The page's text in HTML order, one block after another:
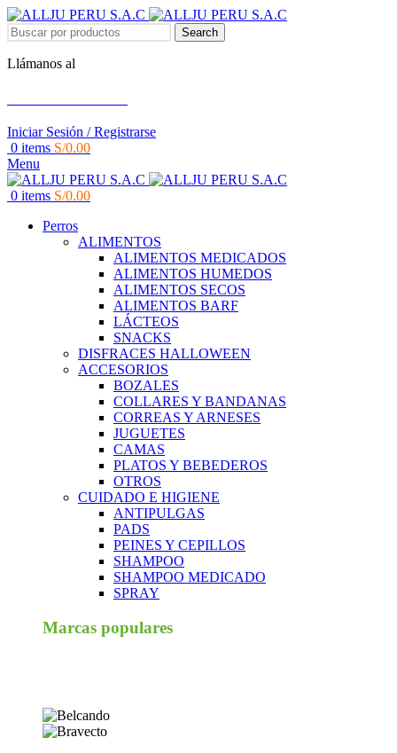
Search
Llámanos al
Iniciar Sesión / Registrarse
0 items S/0.00
Menu
0 items S/0.00
Perros
ALIMENTOS
ALIMENTOS MEDICADOS
ALIMENTOS HUMEDOS
ALIMENTOS SECOS
ALIMENTOS BARF
LÁCTEOS
SNACKS
DISFRACES HALLOWEEN
ACCESORIOS
BOZALES
COLLARES Y BANDANAS
CORREAS Y ARNESES
JUGUETES
CAMAS
PLATOS Y BEBEDEROS
OTROS
CUIDADO E HIGIENE
ANTIPULGAS
PADS
PEINES Y CEPILLOS
SHAMPOO
SHAMPOO MEDICADO
SPRAY
Marcas populares